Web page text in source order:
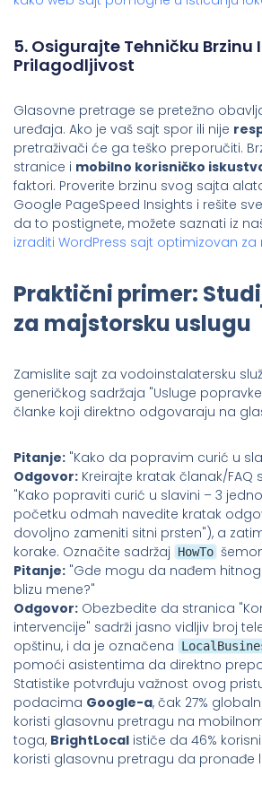
5. Osigurajte Tehničku Brzinu
Prilagodljivost
Glasovne pretrage se pretežno
uređaja. Ako je vaš sajt spor ili nije
pretraživači će ga teško preporučiti.
stranice i mobilno korisničko
faktori. Proverite brzinu svog sajta
Google PageSpeed Insights i rešite
da to postignete, možete saznati iz
izraditi WordPress sajt optimizovan
Praktični primer:
za majstorsku uslugu
Zamislite sajt za vodoinstalatersku
generičkog sadržaja "Usluge
članke koji direktno odgovaraju na
Pitanje: "Kako da popravim curić u
Odgovor: Kreirajte kratak članak/
"Kako popraviti curić u slavini – 3
početku odmah navedite kratak
dovoljno zameniti sitni prsten"), a
korake. Označite sadržaj
HowTo
Pitanje: "Gde mogu da nađem
blizu mene?"
Odgovor: Obezbedite da stranica
intervencije" sadrži jasno vidljiv broj
opštinu, i da je označena
pomoći asistentima da direktno
Statistike potvrđuju važnost ovog
podacima Google-a, čak 27%
koristi glasovnu pretragu na
toga, BrightLocal ističe da 46%
koristi glasovnu pretragu da pronađe